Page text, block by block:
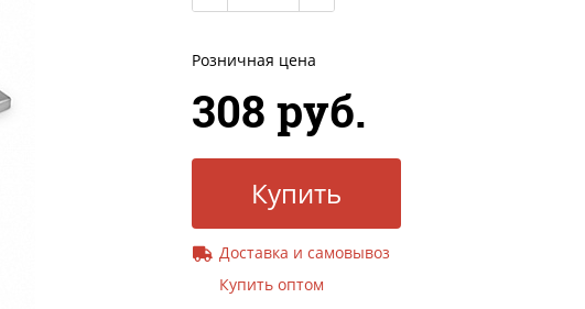
Розничная цена
308 руб.
Купить
Доставка и самовывоз
Купить оптом